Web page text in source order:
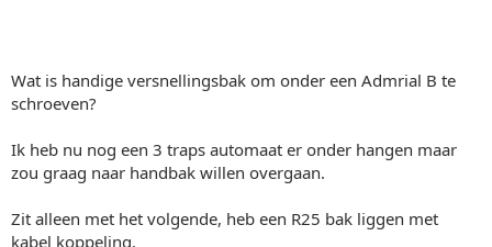
Wat is handige versnellingsbak om onder een Admrial B te
schroeven?
Ik heb nu nog een 3 traps automaat er onder hangen maar
zou graag naar handbak willen overgaan.
Zit alleen met het volgende, heb een R25 bak liggen met
kabel koppeling.